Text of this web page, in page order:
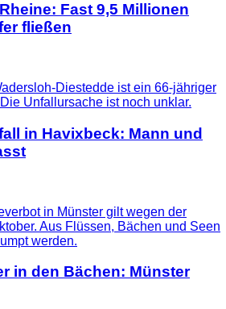
Fast 9,5 Millionen
fließen
in Havixbeck: Mann und
in den Bächen: Münster